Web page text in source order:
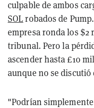
culpable de ambos
SOLrobados de
empresa ronda los
tribunal. Pero la
ascender hasta £10
aunque no se
"Podrían